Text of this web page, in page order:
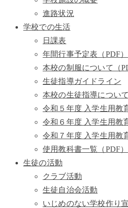
進路状況
学校での生活
日課表
年間行事予定表（PDF）
本校の制服について（
生徒指導ガイドライン
本校の生徒指導について
令和５年度 入学生用教
令和６年度 入学生用教
令和７年度 入学生用教
使用教科書一覧（PDF）
生徒の活動
クラブ活動
生徒自治会活動
いじめのない学校作り